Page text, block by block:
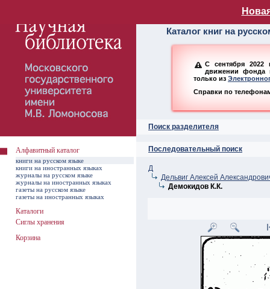
Алфавитный
Каталог книг на
С сентября 2022
движении фонда
только из
Справки по
Поиск разделителя
Последовательный поиск
Д
Дельвиг Алексей
Демокидов К.К.
Алфавитный каталог
книги на русском языке
книги на иностранных языках
журналы на русском языке
журналы на иностранных языках
газеты на русском языке
газеты на иностранных языках
Каталоги
Сиглы хранения
Корзина